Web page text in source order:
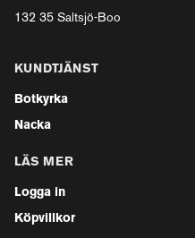
132 35 Saltsjö-Boo
KUNDTJÄNST
Botkyrka
Nacka
LÄS MER
Logga in
Köpvillkor